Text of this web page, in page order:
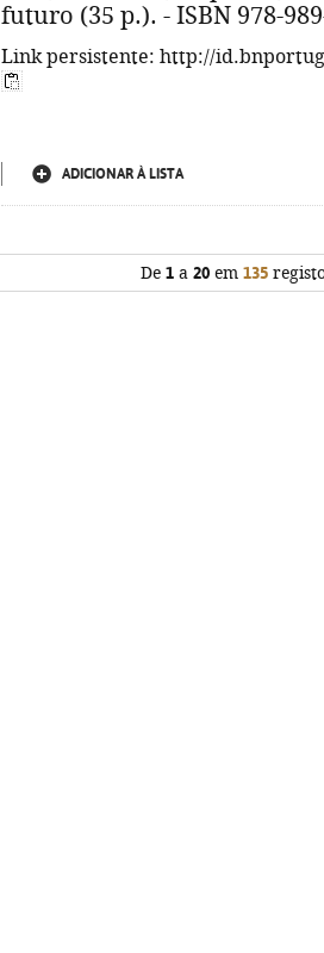
futuro (35 p.). - ISBN 978-
Link persistente: http://
ADICIONAR À LISTA
De 1 a 20 em 135